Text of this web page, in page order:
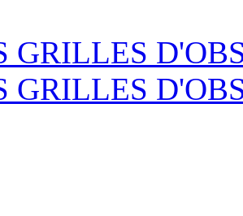
GRILLES
GRILLES